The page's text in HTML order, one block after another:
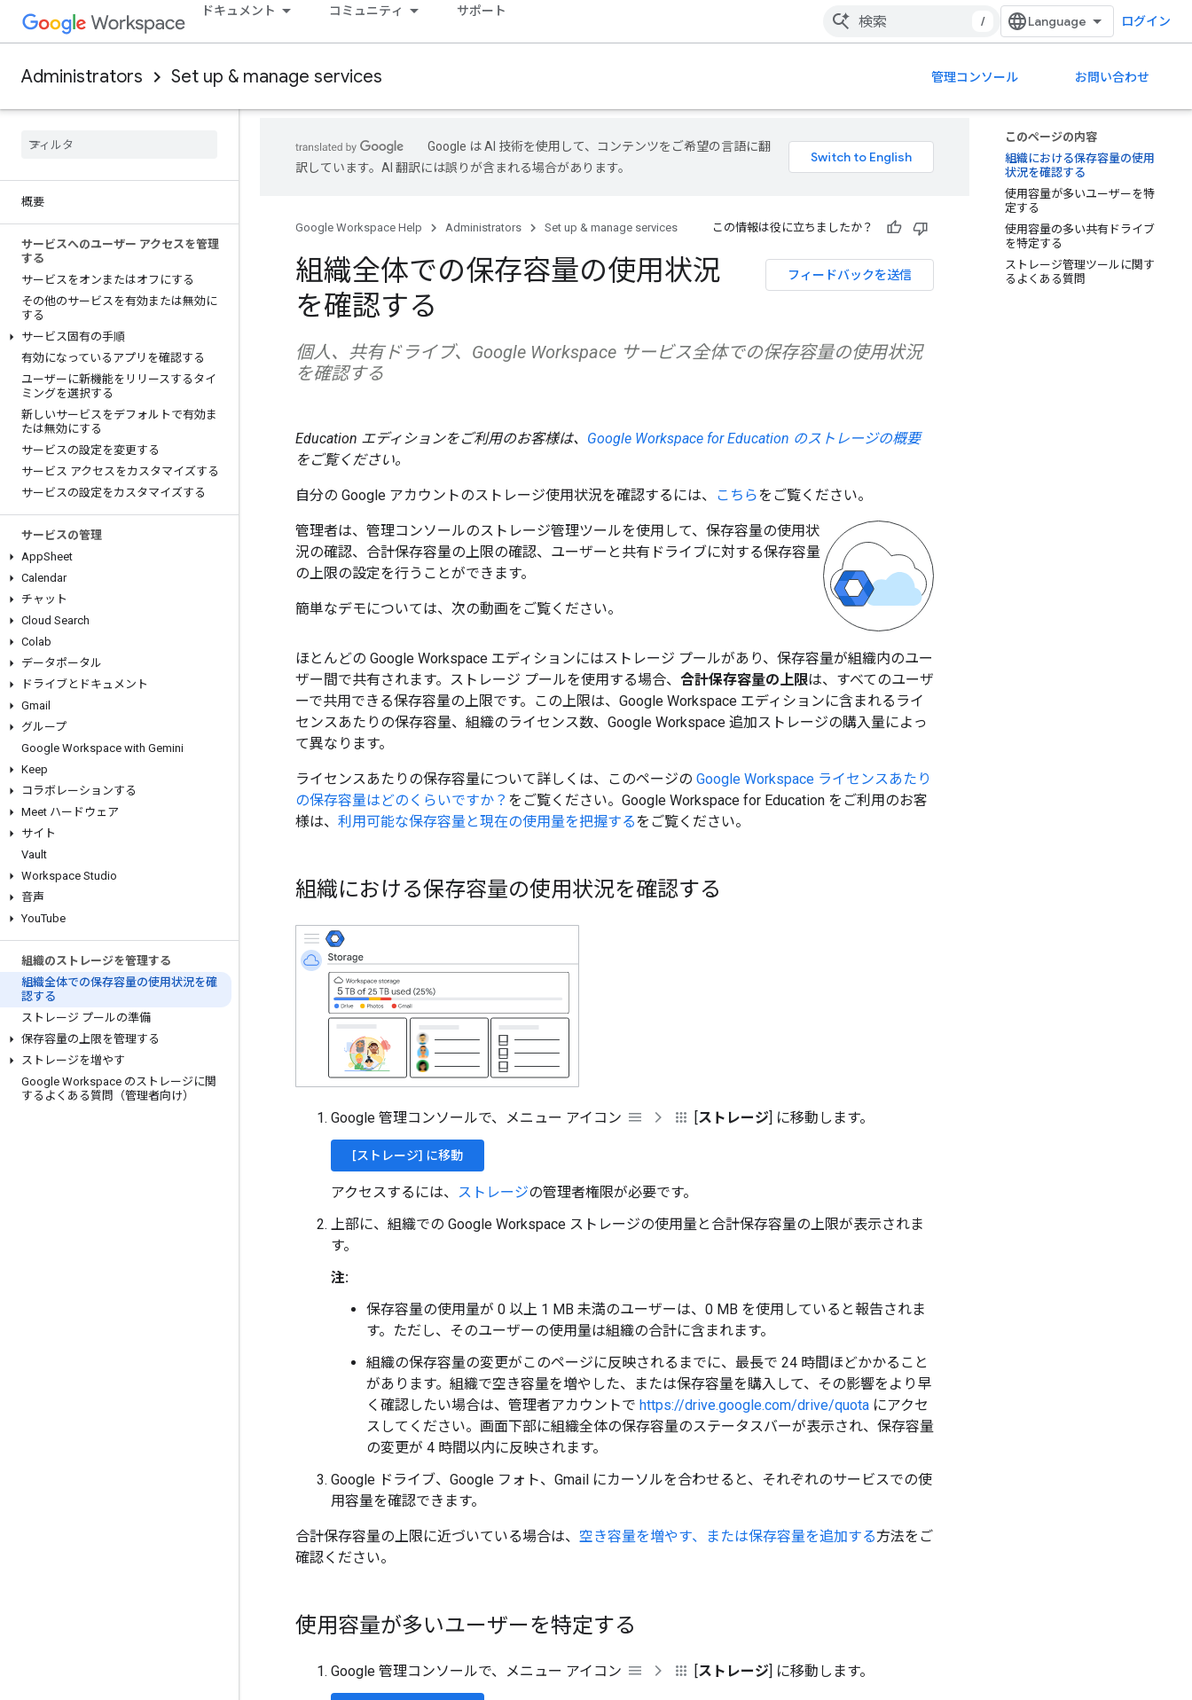
ドキュメント コミュニティ サポート
/ ログイン
Administrators Set up & manage services 管理コンソール お問い合わせ
概要
サービスへのユーザー アクセスを管理
する
サービスをオンまたはオフにする
その他のサービスを有効または無効に
する
サービス固有の手順
有効になっているアプリを確認する
ユーザーに新機能をリリースするタイ
ミングを選択する
新しいサービスをデフォルトで有効ま
たは無効にする
サービスの設定を変更する
サービス アクセスをカスタマイズする
サービスの設定をカスタマイズする
サービスの管理
AppSheet
Calendar
チャット
Cloud Search
Colab
データポータル
ドライブとドキュメント
Gmail
グループ
Google Workspace with Gemini
Keep
コラボレーションする
Meet ハードウェア
サイト
Vault
Workspace Studio
音声
YouTube
組織のストレージを管理する
組織全体での保存容量の使用状況を確
認する
ストレージ プールの準備
保存容量の上限を管理する
ストレージを増やす
Google Workspace のストレージに関
するよくある質問（管理者向け）
このページの内容
組織における保存容量の使用
状況を確認する
使用容量が多いユーザーを特
定する
使用容量の多い共有ドライブ
を特定する
ストレージ管理ツールに関す
るよくある質問
Google は AI 技術を使用して、コンテンツをご希望の言語に翻
訳しています。AI 翻訳には誤りが含まれる場合があります。
Google Workspace Help Administrators Set up & manage services この情報は役に立ちましたか？
フィードバックを送信
組織全体での保存容量の使用状況
を確認する
個人、共有ドライブ、Google Workspace サービス全体での保存容量の使用状況
を確認する
Education エディションをご利用のお客様は、 Google Workspace for Education のストレージの概要
をご覧ください。
自分の Google アカウントのストレージ使用状況を確認するには、 こちらをご覧ください。
管理者は、管理コンソールのストレージ管理ツールを使用して、保存容量の使用状
況の確認、合計保存容量の上限の確認、ユーザーと共有ドライブに対する保存容量
の上限の設定を行うことができます。
簡単なデモについては、次の動画をご覧ください。
ほとんどの Google Workspace エディションにはストレージ プールがあり、保存容量が組織内のユー
ザー間で共有されます。ストレージ プールを使用する場合、 合計保存容量の上限は、すべてのユーザ
ーで共用できる保存容量の上限です。この上限は、Google Workspace エディションに含まれるライ
センスあたりの保存容量、組織のライセンス数、Google Workspace 追加ストレージの購入量によっ
て異なります。
ライセンスあたりの保存容量について詳しくは、このページの Google Workspace ライセンスあたり
の保存容量はどのくらいですか？ をご覧ください。Google Workspace for Education をご利用のお客
様は、 利用可能な保存容量と現在の使用量を把握するをご覧ください。
組織における保存容量の使用状況を確認する
Google 管理コンソールで、メニュー アイコン [ストレージ] に移動します。
[ストレージ] に移動
アクセスするには、 ストレージの管理者権限が必要です。
上部に、組織での Google Workspace ストレージの使用量と合計保存容量の上限が表示されま
す。
注:
保存容量の使用量が 0 以上 1 MB 未満のユーザーは、0 MB を使用していると報告されま
す。ただし、そのユーザーの使用量は組織の合計に含まれます。
組織の保存容量の変更がこのページに反映されるまでに、最長で 24 時間ほどかかること
があります。組織で空き容量を増やした、または保存容量を購入して、その影響をより早
く確認したい場合は、管理者アカウントで https://drive.google.com/drive/quota にアクセ
スしてください。画面下部に組織全体の保存容量のステータスバーが表示され、保存容量
の変更が 4 時間以内に反映されます。
Google ドライブ、Google フォト、Gmail にカーソルを合わせると、それぞれのサービスでの使
用容量を確認できます。
合計保存容量の上限に近づいている場合は、 空き容量を増やす、または保存容量を追加する方法をご
確認ください。
使用容量が多いユーザーを特定する
Google 管理コンソールで、メニュー アイコン [ストレージ] に移動します。